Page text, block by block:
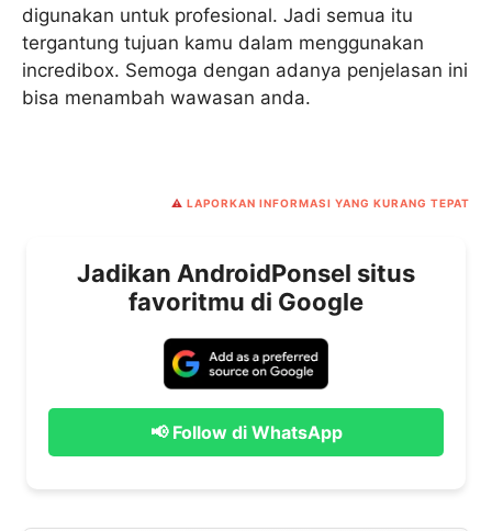
digunakan untuk profesional. Jadi semua itu
tergantung tujuan kamu dalam menggunakan
incredibox. Semoga dengan adanya penjelasan ini
bisa menambah wawasan anda.
⚠️ LAPORKAN INFORMASI YANG KURANG TEPAT
Jadikan AndroidPonsel situs
favoritmu di Google
📢 Follow di WhatsApp